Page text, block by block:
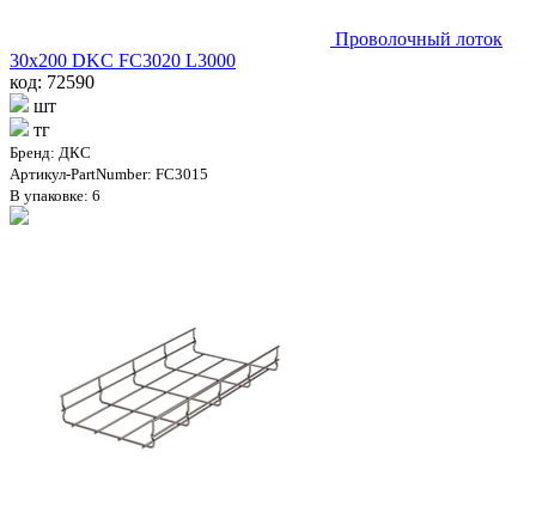
Проволочный лоток
30х200 DKC FC3020 L3000
код: 72590
шт
тг
Бренд: ДКС
Артикул-PartNumber: FC3015
В упаковке: 6